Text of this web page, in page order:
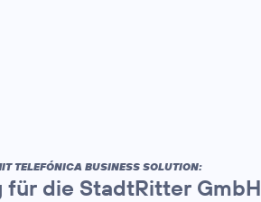
TELEFÓNICA BUSINESS SOLUTION:
für die StadtRitter GmbH